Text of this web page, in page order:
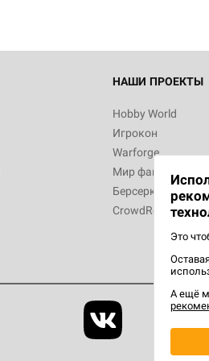
НАШИ ПРОЕКТЫ
Hobby World
Игрокон
Warforge
Мир фантастики
Берсерк
CrowdRepublic
Это
А ещё